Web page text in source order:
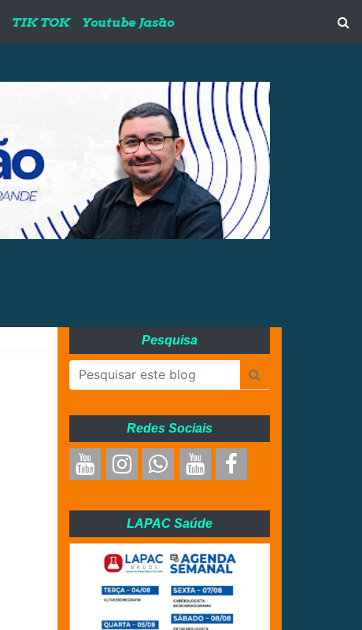
TIK TOK Youtube Jasão
Pesquisa
Redes Sociais
LAPAC Saúde